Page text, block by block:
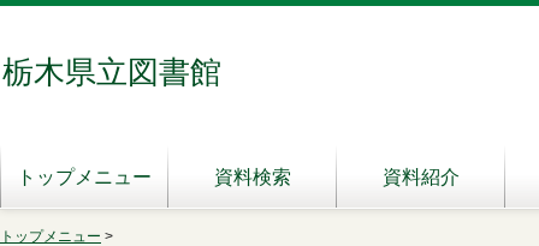
栃木県立図書館
トップメニュー 資料検索 資料紹介
トップメニュー >